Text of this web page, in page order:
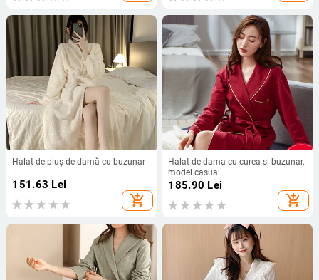
Halat de pluș de damă cu buzunar
151.63 Lei
add_shopping_cart
Halat de dama cu curea si buzunar,
model casual
185.90 Lei
add_shopping_cart